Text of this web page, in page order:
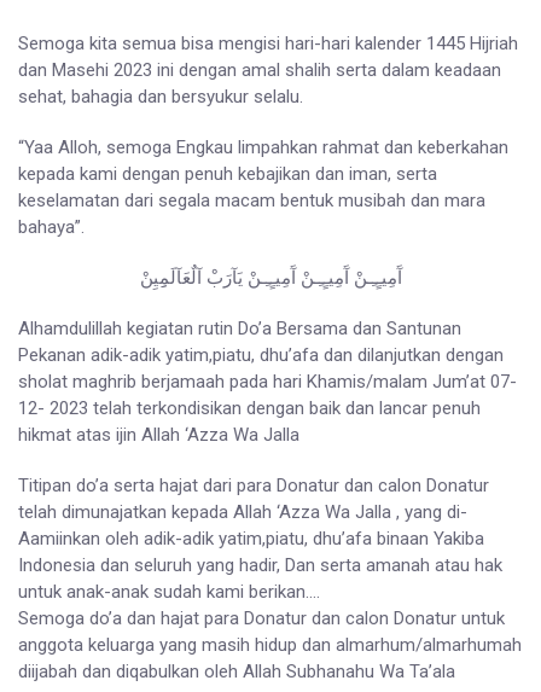
Semoga kita semua bisa mengisi hari-hari kalender 1445 Hijriah
dan Masehi 2023 ini dengan amal shalih serta dalam keadaan
sehat, bahagia dan bersyukur selalu.
“Yaa Alloh, semoga Engkau limpahkan rahmat dan keberkahan
kepada kami dengan penuh kebajikan dan iman, serta
keselamatan dari segala macam bentuk musibah dan mara
bahaya”.
آَمِيـٍـِـنْ آَمِيـٍـِـنْ آَمِيـٍـِـنْ يَآرَبْ آلٌعَآلَمِِيِنْ
Alhamdulillah kegiatan rutin Do’a Bersama dan Santunan
Pekanan adik-adik yatim,piatu, dhu’afa dan dilanjutkan dengan
sholat maghrib berjamaah pada hari Khamis/malam Jum’at 07-
12- 2023 telah terkondisikan dengan baik dan lancar penuh
hikmat atas ijin Allah ‘Azza Wa Jalla
Titipan do’a serta hajat dari para Donatur dan calon Donatur
telah dimunajatkan kepada Allah ‘Azza Wa Jalla , yang di-
Aamiinkan oleh adik-adik yatim,piatu, dhu’afa binaan Yakiba
Indonesia dan seluruh yang hadir, Dan serta amanah atau hak
untuk anak-anak sudah kami berikan….
Semoga do’a dan hajat para Donatur dan calon Donatur untuk
anggota keluarga yang masih hidup dan almarhum/almarhumah
diijabah dan diqabulkan oleh Allah Subhanahu Wa Ta’ala